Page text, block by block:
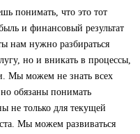
понимать, что это тот
и финансовый результат
нам нужно разбираться
но и вникать в процессы,
Мы можем не знать всех
обязаны понимать
не только для текущей
Мы можем развиваться